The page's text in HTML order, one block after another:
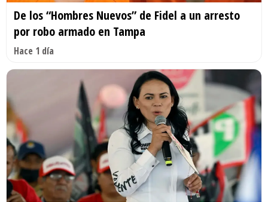
De los “Hombres Nuevos” de Fidel a un arresto
por robo armado en Tampa
Hace 1 día